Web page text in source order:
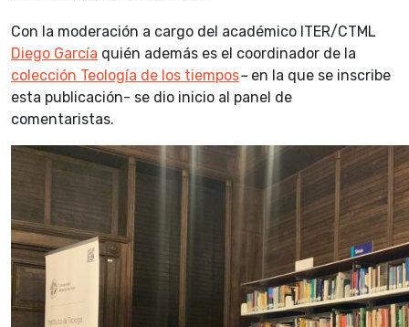
Con la moderación a cargo del académico ITER/CTML
Diego García quién además es el coordinador de la
colección Teología de los tiempos– en la que se inscribe
esta publicación- se dio inicio al panel de
comentaristas.